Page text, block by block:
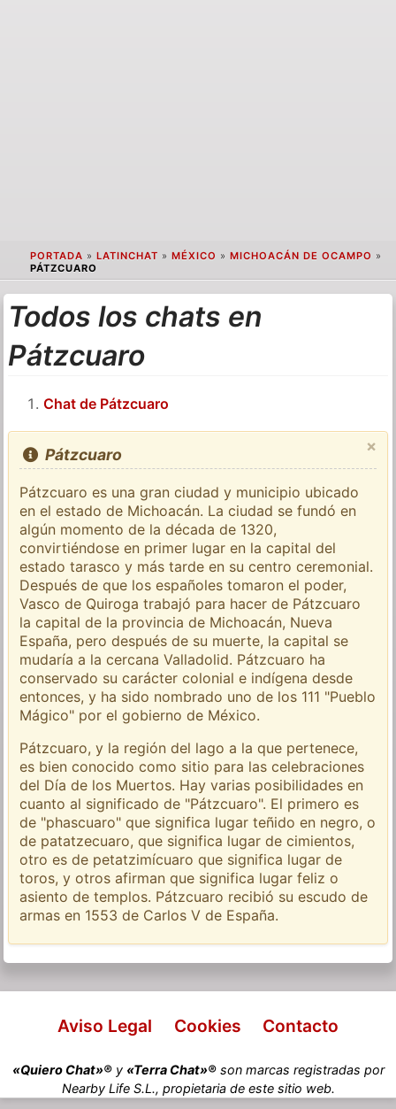
PORTADA » LATINCHAT » MÉXICO » MICHOACÁN DE OCAMPO »
PÁTZCUARO
Todos los chats en
Pátzcuaro
Chat de Pátzcuaro
×
Pátzcuaro
Pátzcuaro es una gran ciudad y municipio ubicado
en el estado de Michoacán. La ciudad se fundó en
algún momento de la década de 1320,
convirtiéndose en primer lugar en la capital del
estado tarasco y más tarde en su centro ceremonial.
Después de que los españoles tomaron el poder,
Vasco de Quiroga trabajó para hacer de Pátzcuaro
la capital de la provincia de Michoacán, Nueva
España, pero después de su muerte, la capital se
mudaría a la cercana Valladolid. Pátzcuaro ha
conservado su carácter colonial e indígena desde
entonces, y ha sido nombrado uno de los 111 "Pueblo
Mágico" por el gobierno de México.
Pátzcuaro, y la región del lago a la que pertenece,
es bien conocido como sitio para las celebraciones
del Día de los Muertos. Hay varias posibilidades en
cuanto al significado de "Pátzcuaro". El primero es
de "phascuaro" que significa lugar teñido en negro, o
de patatzecuaro, que significa lugar de cimientos,
otro es de petatzimícuaro que significa lugar de
toros, y otros afirman que significa lugar feliz o
asiento de templos. Pátzcuaro recibió su escudo de
armas en 1553 de Carlos V de España.
Aviso Legal Cookies Contacto
«Quiero Chat»®y «Terra Chat»®son marcas registradas por
Nearby Life S.L., propietaria de este sitio web.